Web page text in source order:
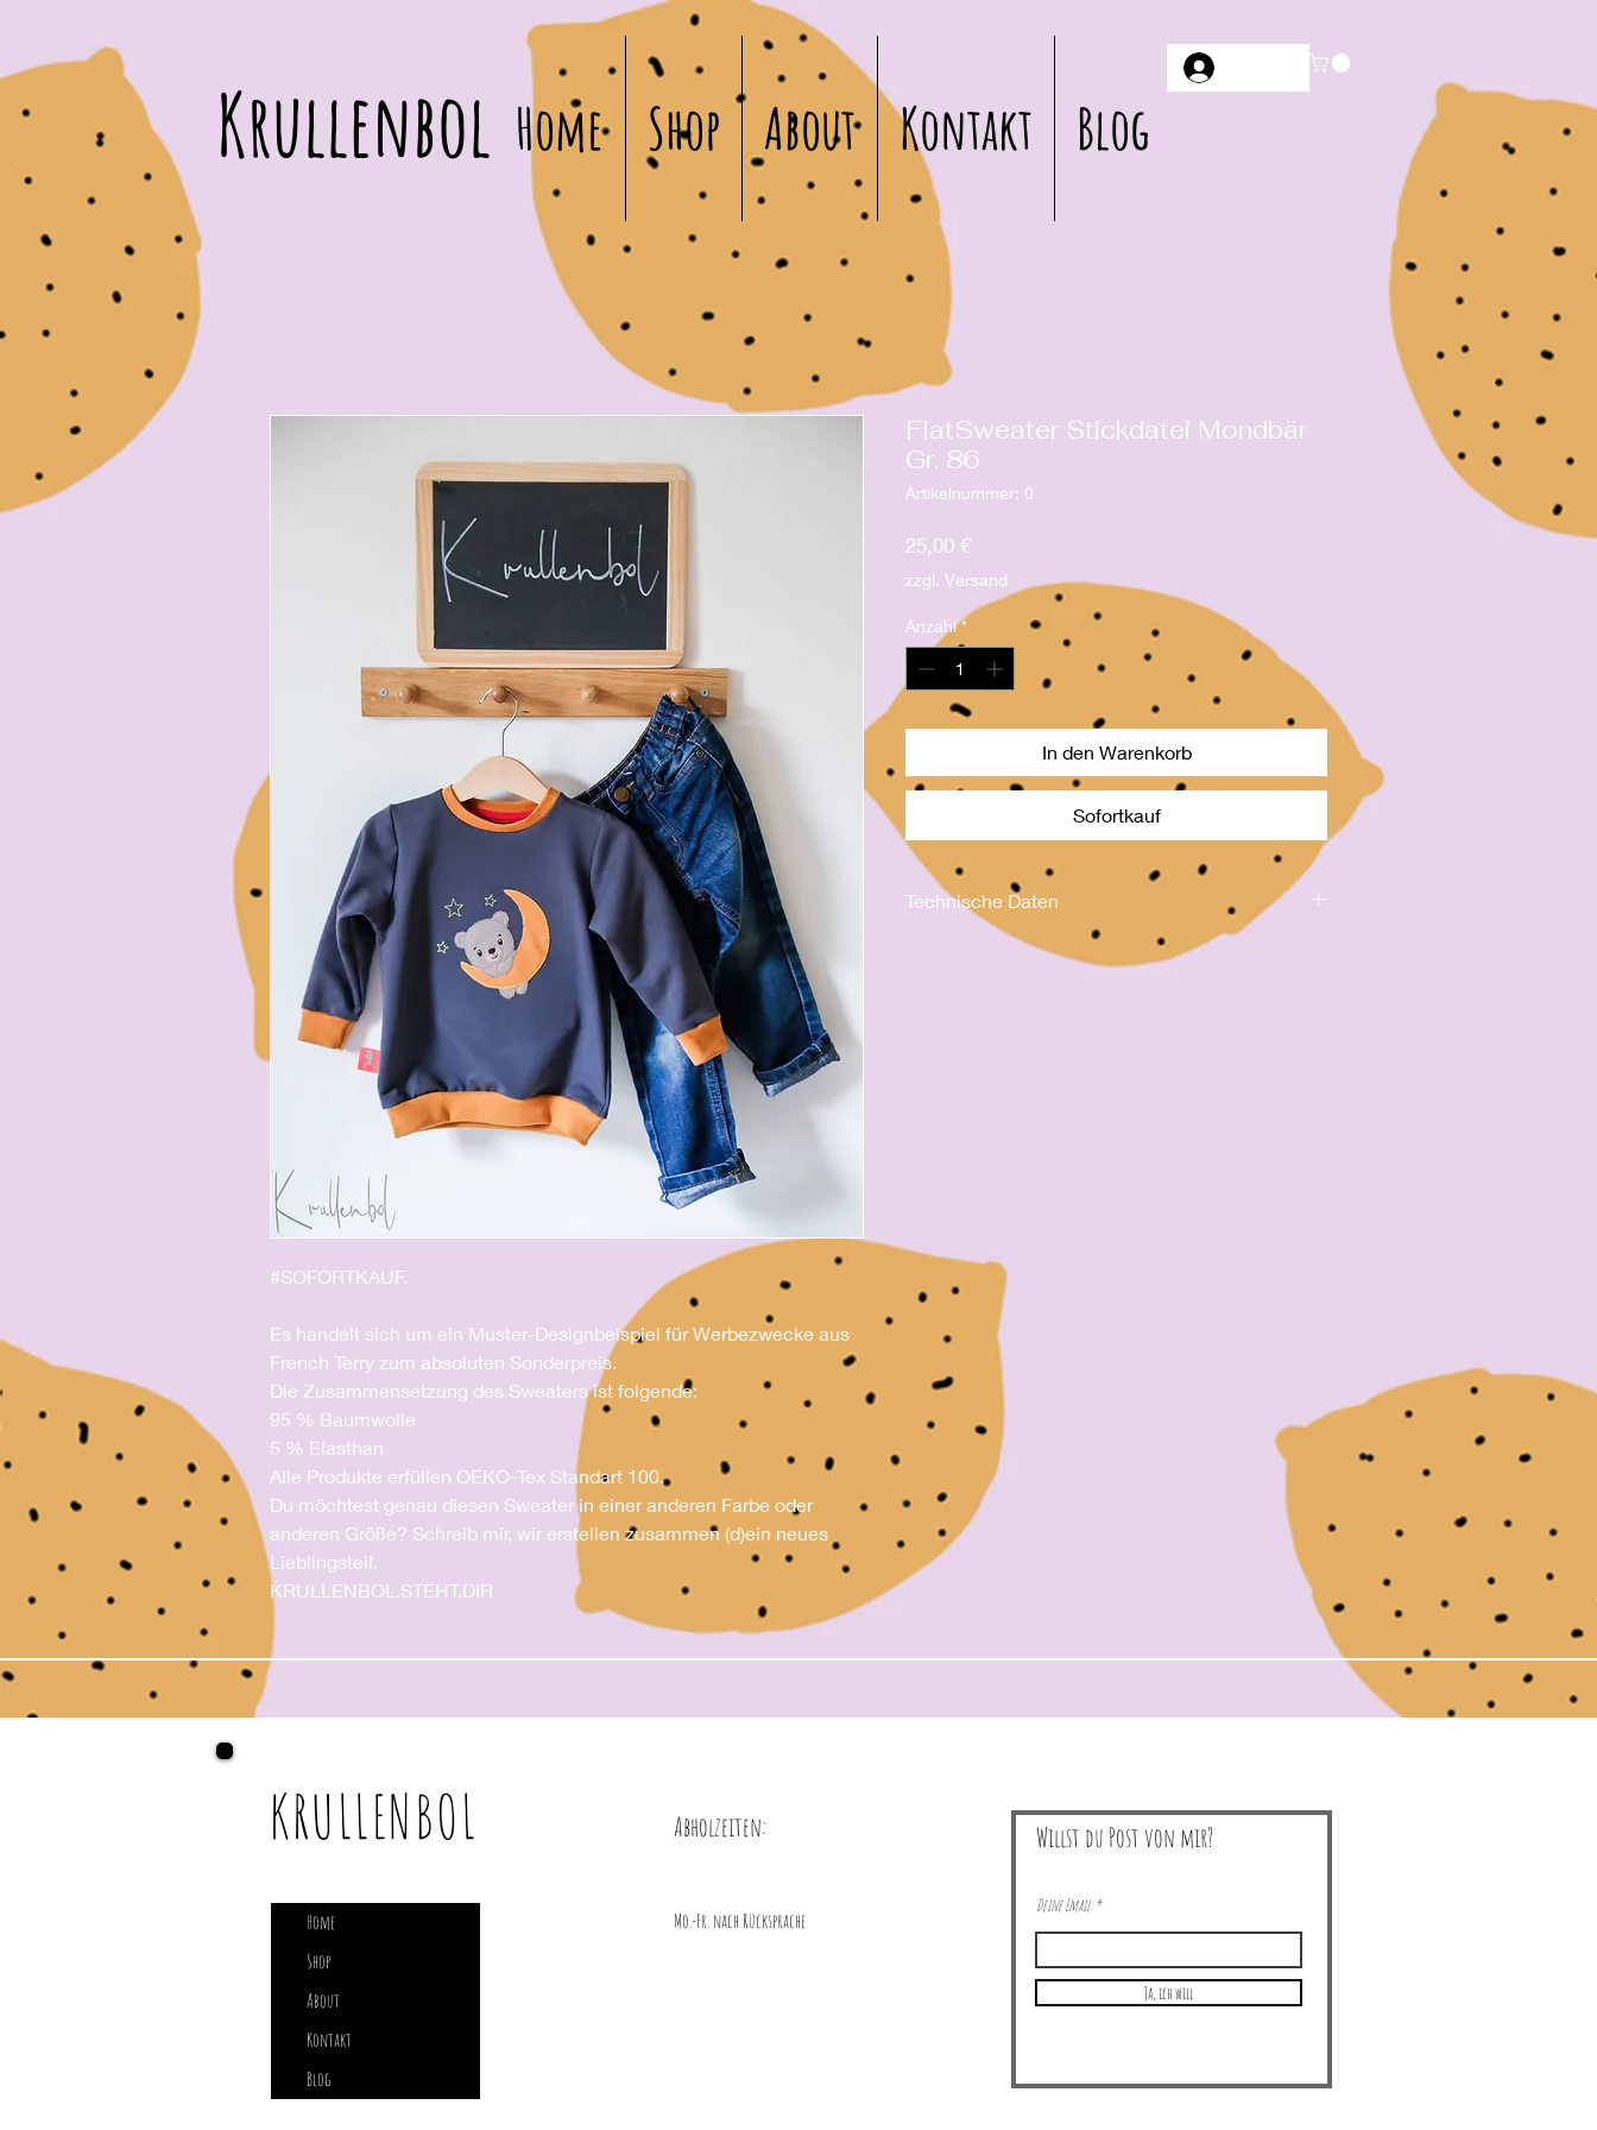
Krullenbol Home Shop About Kontakt Blog
Anmelden
#SOFORTKAUF.
Es handelt sich um ein Muster-Designbeispiel für Werbezwecke aus
French Terry zum absoluten Sonderpreis.
Die Zusammensetzung des Sweaters ist folgende:
95 % Baumwolle
5 % Elasthan
Alle Produkte erfüllen OEKO-Tex Standart 100.
Du möchtest genau diesen Sweater in einer anderen Farbe oder
anderen Größe? Schreib mir, wir erstellen zusammen (d)ein neues
Lieblingsteil.
KRULLENBOL.STEHT.DIR
FlatSweater Stickdatei Mondbär
Gr. 86
Artikelnummer: 0
25,00 €Preis
zzgl. Versand
Anzahl *
In den Warenkorb
Sofortkauf
Technische Daten
Waschettikett beachten
KRULLENBOL
Home
Shop
About
Kontakt
Blog
Abholzeiten:
Mo.-Fr. nach Rücksprache
Willst du Post von mir?
Deine Email:
Ja, ich will